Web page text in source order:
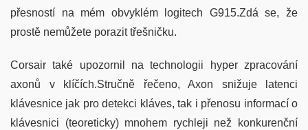
přesností na mém obvyklém logitech G915.Zdá se, že
prostě nemůžete porazit třešničku.
Corsair také upozornil na technologii hyper zpracování
axonů v klíčích.Stručně řečeno, Axon snižuje latenci
klávesnice jak pro detekci kláves, tak i přenosu informací o
klávesnici (teoreticky) mnohem rychleji než konkurenční